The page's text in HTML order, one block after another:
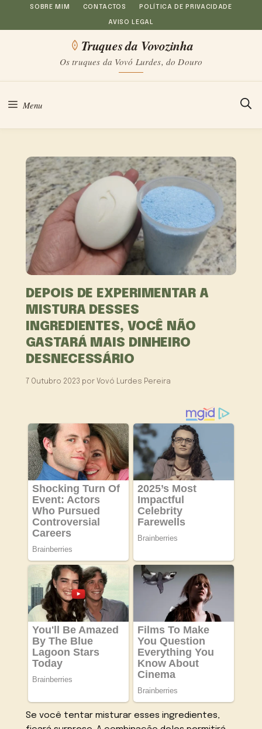
Saltar
para
conteúdo
SOBRE MIM CONTACTOS POLÍTICA DE PRIVACIDADE
AVISO LEGAL
Truques da Vovozinha
Os truques da Vovó Lurdes, do Douro
Menu
DEPOIS DE EXPERIMENTAR A
MISTURA DESSES
INGREDIENTES, VOCÊ NÃO
GASTARÁ MAIS DINHEIRO
DESNECESSÁRIO
7 Outubro 2023 por Vovó Lurdes Pereira
Se você tentar misturar esses ingredientes,